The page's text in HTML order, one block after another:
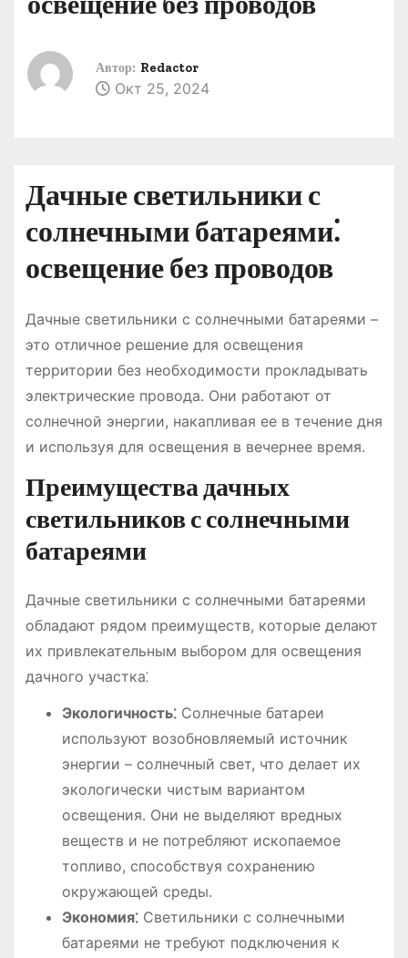
Автор: Redactor
Окт 25, 2024
Дачные светильники с
солнечными батареями⁚
освещение без проводов
Дачные светильники с солнечными батареями –
это отличное решение для освещения
территории без необходимости прокладывать
электрические провода․ Они работают от
солнечной энергии, накапливая ее в течение дня
и используя для освещения в вечернее время․
Преимущества дачных
светильников с солнечными
батареями
Дачные светильники с солнечными батареями
обладают рядом преимуществ, которые делают
их привлекательным выбором для освещения
дачного участка⁚
Экологичность⁚Солнечные батареи
используют возобновляемый источник
энергии – солнечный свет, что делает их
экологически чистым вариантом
освещения․ Они не выделяют вредных
веществ и не потребляют ископаемое
топливо, способствуя сохранению
окружающей среды․
Экономия⁚Светильники с солнечными
батареями не требуют подключения к